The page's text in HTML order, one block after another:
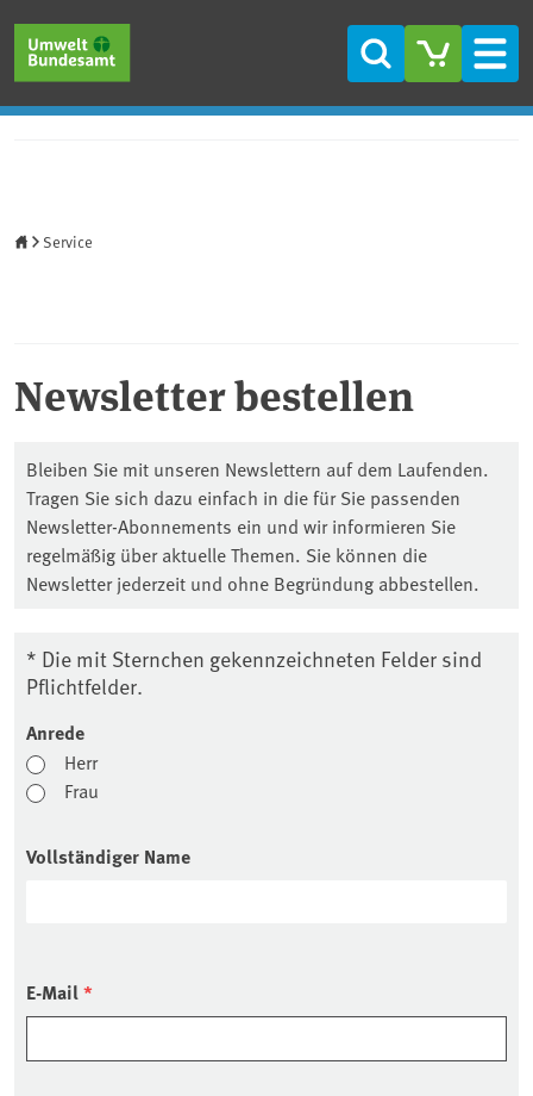
Suche
Service
Newsletter bestellen
Bleiben Sie mit unseren Newslettern auf dem Laufenden.
Tragen Sie sich dazu einfach in die für Sie passenden
Newsletter-Abonnements ein und wir informieren Sie
regelmäßig über aktuelle Themen. Sie können die
Newsletter jederzeit und ohne Begründung abbestellen.
* Die mit Sternchen gekennzeichneten Felder sind
Pflichtfelder.
Anrede
Herr
Frau
Vollständiger Name
E-Mail*